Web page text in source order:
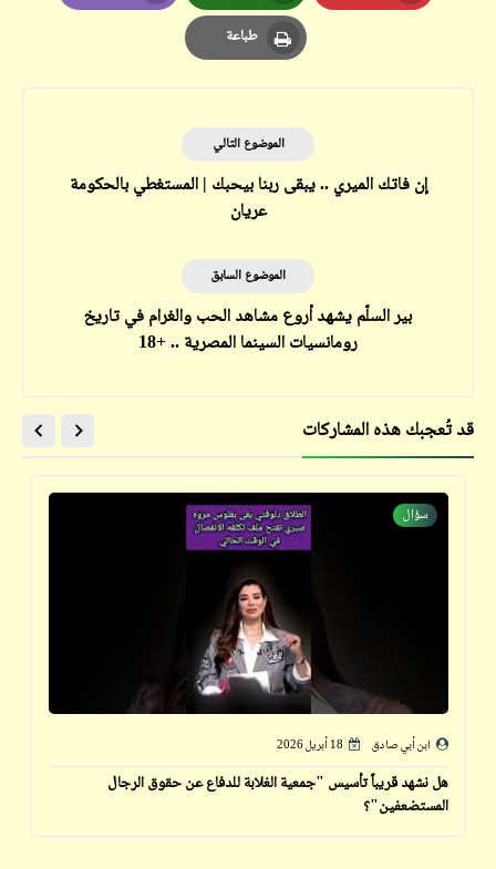
Pinterest
Whatsapp
Email
طباعة
Print
الموضوع التالي
إن فاتك الميري .. يبقى ربنا بيحبك | المستغطي بالحكومة
عريان
الموضوع السابق
بير السلّم يشهد أروع مشاهد الحب والغرام في تاريخ
رومانسيات السينما المصرية .. +18
قد تُعجبك هذه المشاركات
سؤال
ابن أبي صادق 18 أبريل 2026
هل نشهد قريباً تأسيس "جمعية الغلابة للدفاع عن حقوق الرجال
المستضعفين"؟